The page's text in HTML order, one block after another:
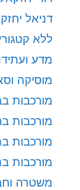
דניאל
ללא
מדע
מוסיקה
מורכבות
מורכבות
מורכבות
מורכבות
משטרה